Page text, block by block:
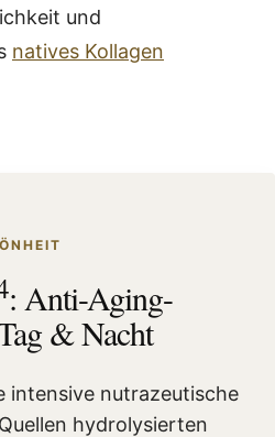
und
natives Kollagen
: Anti-Aging-
& Nacht
intensive nutrazeutische
hydrolysierten